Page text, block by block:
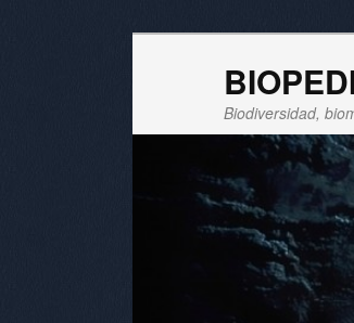
Biodiversidad,